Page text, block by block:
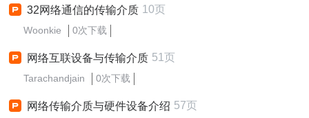
32网络通信的传输介质 10页
Woonkie 0次下载
网络互联设备与传输介质 51页
Tarachandjain 0次下载
网络传输介质与硬件设备介绍 57页